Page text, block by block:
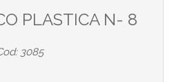
PLASTICA N- 8
3085